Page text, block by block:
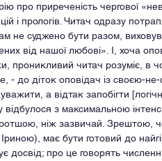
про приреченість чергової
і прологів. Читач одразу
не суджено бути разом,
від нашої любові». І, хоча
проникливий читач розуміє, в
- до діток оповідач із своєю-
а відтак запобігти
відбулося з максимальною
ніж зазвичай. Зрештою,
має бути готовий до
досвід; про це говорять